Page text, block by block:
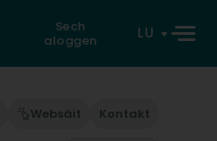
Sech
aloggen
LU
Websäit Kontakt